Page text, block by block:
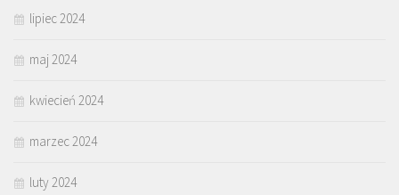
lipiec 2024
maj 2024
kwiecień 2024
marzec 2024
luty 2024